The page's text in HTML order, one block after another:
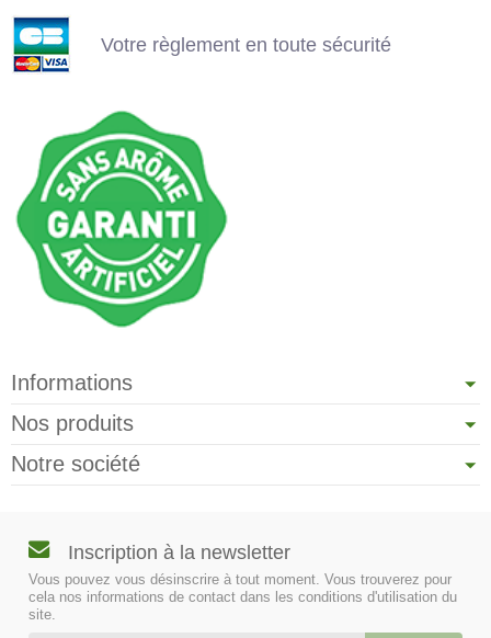
Votre règlement en toute sécurité
Informations
Nos produits
Notre société
Inscription à la newsletter
Vous pouvez vous désinscrire à tout moment. Vous trouverez pour
cela nos informations de contact dans les conditions d'utilisation du
site.